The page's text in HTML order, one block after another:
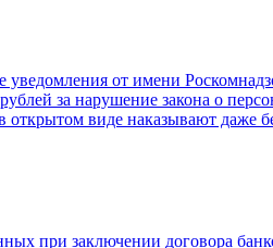
от имени
за нарушение закона о
открытом виде наказывают даже
при заключении договора